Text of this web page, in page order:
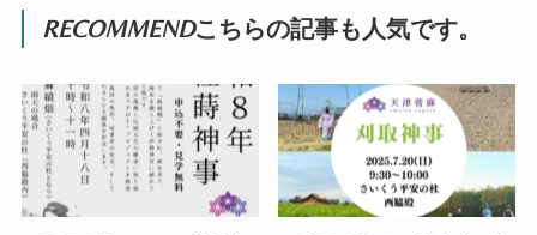
RECOMMENDこちらの記事も人気です。